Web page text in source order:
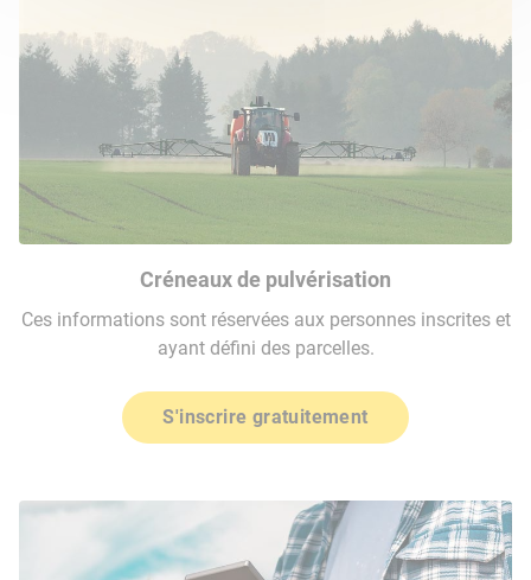
Créneaux de pulvérisation
Ces informations sont réservées aux personnes inscrites et
ayant défini des parcelles.
S'inscrire gratuitement